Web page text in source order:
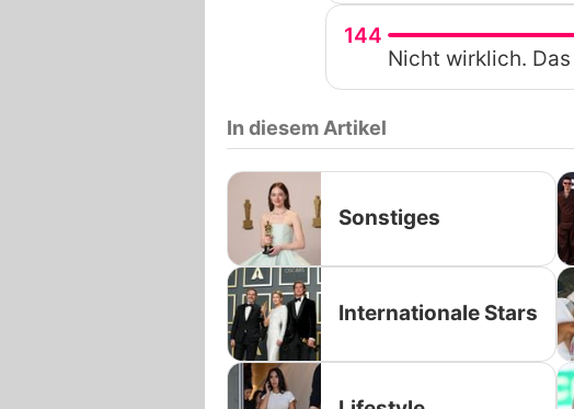
144
Nicht wirklich.
In diesem Artikel
Sonstiges
Internationale Stars